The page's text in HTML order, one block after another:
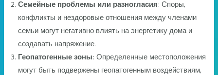
Семейные проблемы или разногласия: Споры,
конфликты и нездоровые отношения между членами
семьи могут негативно влиять на энергетику дома и
создавать напряжение.
Геопатогенные зоны: Определенные местоположения
могут быть подвержены геопатогенным воздействиям,